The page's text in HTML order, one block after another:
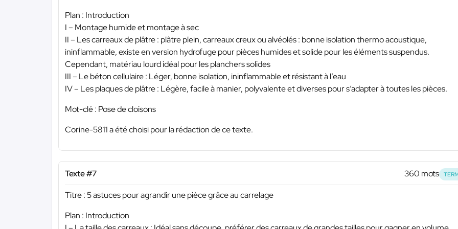
Plan : Introduction
I – Montage humide et montage à sec
II – Les carreaux de plâtre : plâtre plein, carreaux creux ou alvéolés : bonne isolation thermo acoustique,
ininflammable, existe en version hydrofuge pour pièces humides et solide pour les éléments suspendus.
Cependant, matériau lourd idéal pour les planchers solides
III – Le béton cellulaire : Léger, bonne isolation, ininflammable et résistant à l’eau
IV – Les plaques de plâtre : Légère, facile à manier, polyvalente et diverses pour s’adapter à toutes les pièces.
Mot-clé : Pose de cloisons
Corine-5811 a été choisi pour la rédaction de ce texte.
Texte #7 360 mots
Titre : 5 astuces pour agrandir une pièce grâce au carrelage
Plan : Introduction